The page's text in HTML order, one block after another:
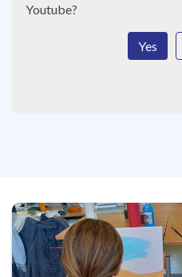
Youtube?
Yes